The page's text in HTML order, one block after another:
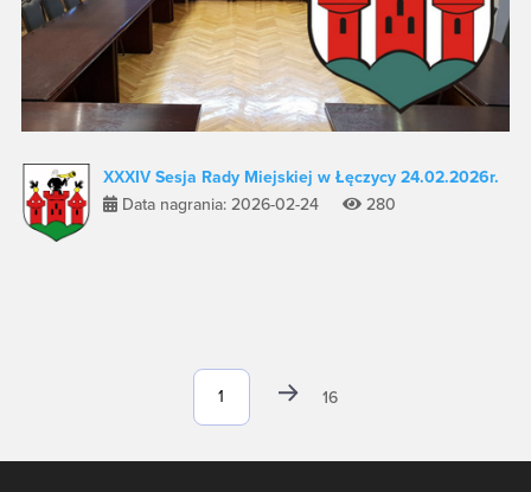
XXXIV Sesja Rady Miejskiej w Łęczycy 24.02.2026r.
Data nagrania: 2026-02-24
280
16